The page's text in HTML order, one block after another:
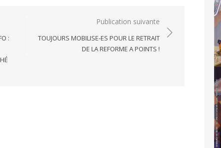
:
Publication suivante
TOUJOURS MOBILISE-ES POUR LE RETRAIT
DE LA REFORME A POINTS !